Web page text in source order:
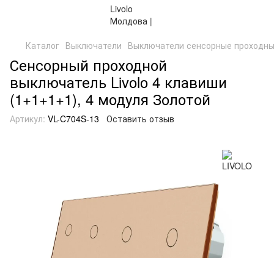
Каталог Выключатели Выключатели сенсорные
Сенсорный проходной
выключатель Livolo 4 клавиши
(1+1+1+1), 4 модуля Золотой
Артикул: VL-C704S-13 Оставить отзыв